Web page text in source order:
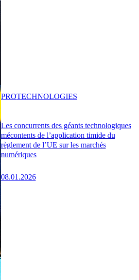
Les concurrents des géants technologiques
mécontents de l’application timide du
règlement de l’UE sur les marchés
numériques
08.01.2026
PROTECHNOLOGIES